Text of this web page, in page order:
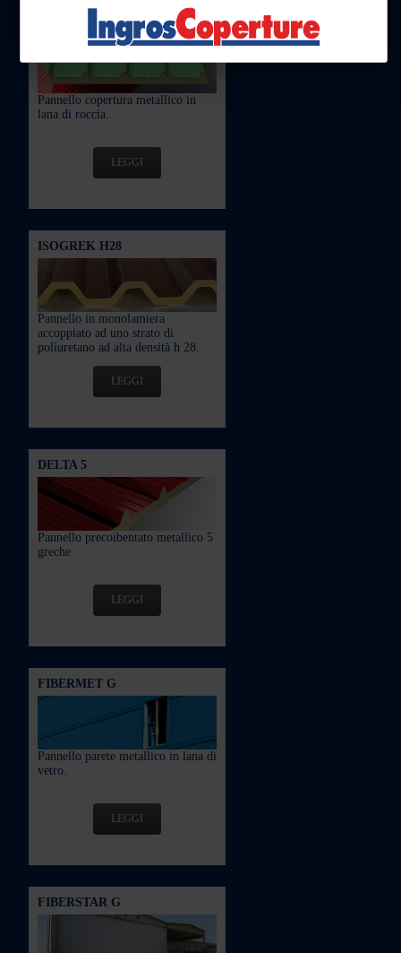
Pannello copertura metallico in
lana di roccia.
LEGGI
ISOGREK H28
Pannello in monolamiera
accoppiato ad uno strato di
poliuretano ad alta densità h 28.
LEGGI
DELTA 5
Pannello precoibentato metallico 5
greche
LEGGI
FIBERMET G
Pannello parete metallico in lana di
vetro.
LEGGI
FIBERSTAR G